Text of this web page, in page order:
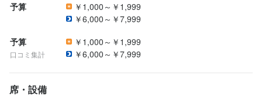
予算
￥1,000～￥1,999
￥6,000～￥7,999
予算
口コミ集計
￥1,000～￥1,999
￥6,000～￥7,999
席・設備